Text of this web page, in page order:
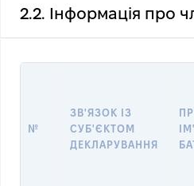
2.2. Інформація про
№
ЗВ'ЯЗОК ІЗ
СУБ'ЄКТОМ
ДЕКЛАРУВАННЯ